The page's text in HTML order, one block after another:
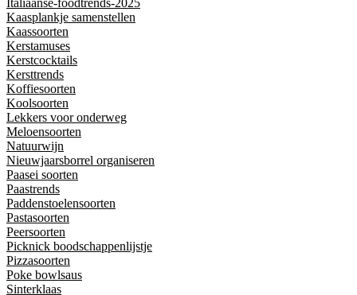
Italiaanse-foodtrends-2025
Kaasplankje samenstellen
Kaassoorten
Kerstamuses
Kerstcocktails
Kersttrends
Koffiesoorten
Koolsoorten
Lekkers voor onderweg
Meloensoorten
Natuurwijn
Nieuwjaarsborrel organiseren
Paasei soorten
Paastrends
Paddenstoelensoorten
Pastasoorten
Peersoorten
Picknick boodschappenlijstje
Pizzasoorten
Poke bowlsaus
Sinterklaas